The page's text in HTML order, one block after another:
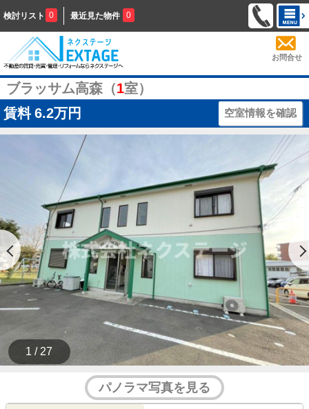
検討リスト 0 最近見た物件 0
お問合せ
ブラッサム高森（1室）
賃料 6.2万円 空室情報を確認
1 / 27
パノラマ写真を見る